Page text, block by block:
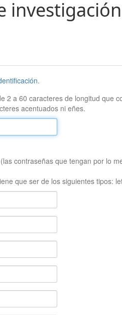
.
2 a 60 caracteres de longitud que
acentuados ni eñes.
contraseñas que tengan por lo
que ser de los siguientes tipos: